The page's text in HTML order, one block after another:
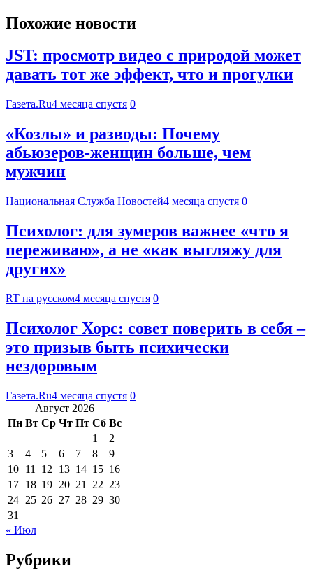
Похожие новости
JST: просмотр видео с природой может
давать тот же эффект, что и прогулки
Газета.Ru4 месяца спустя 0
«Козлы» и разводы: Почему
абьюзеров-женщин больше, чем
мужчин
Национальная Служба Новостей4 месяца спустя 0
Психолог: для зумеров важнее «что я
переживаю», а не «как выгляжу для
других»
RT на русском4 месяца спустя 0
Психолог Хорс: совет поверить в себя –
это призыв быть психически
нездоровым
Газета.Ru4 месяца спустя 0
Август 2026
Пн Вт Ср Чт Пт Сб Вс
1
2
3
4 5 6 7 8
9
10 11 12 13 14 15 16
17 18 19 20 21 22 23
24 25 26 27 28 29 30
31
« Июл
Рубрики